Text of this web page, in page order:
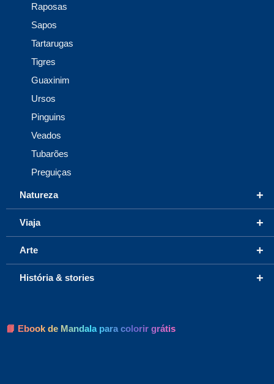
Raposas
Sapos
Tartarugas
Tigres
Guaxinim
Ursos
Pinguins
Veados
Tubarões
Preguiças
+
Natureza
+
Viaja
+
Arte
+
História & stories
📘 Ebook de Mandala para colorir grátis